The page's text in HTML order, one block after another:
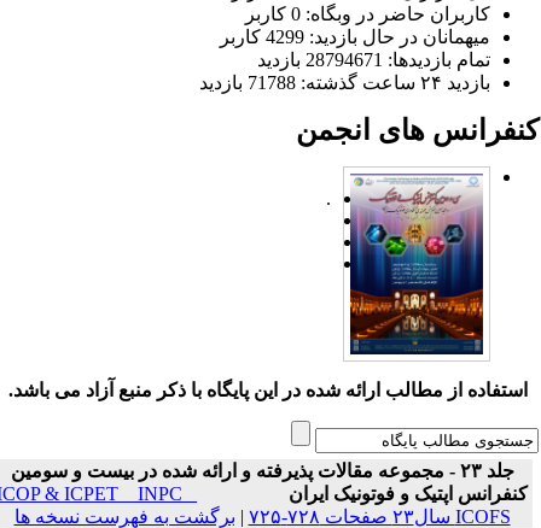
کاربران حاضر در وبگاه: 0 کاربر
میهمانان در حال بازدید: 4299 کاربر
تمام بازدید‌ها: 28794671 بازدید
بازدید ۲۴ ساعت گذشته: 71788 بازدید
های انجمن
.
استفاده از مطالب ارائه شده در این پایگاه با ذکر منبع آزاد می باشد.
جلد ۲۳ - مجموعه مقالات پذیرفته و ارائه شده در بیست و سومین
کنفرانس اپتیک و فوتونیک ایران
ICOP & ICPET _ INPC _
ICOFS سال۲۳ صفحات ۷۲۸-۷۲۵
|برگشت به فهرست نسخه ها